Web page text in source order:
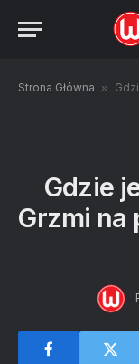
Strona Główna »
Gdzie
Grzmi na